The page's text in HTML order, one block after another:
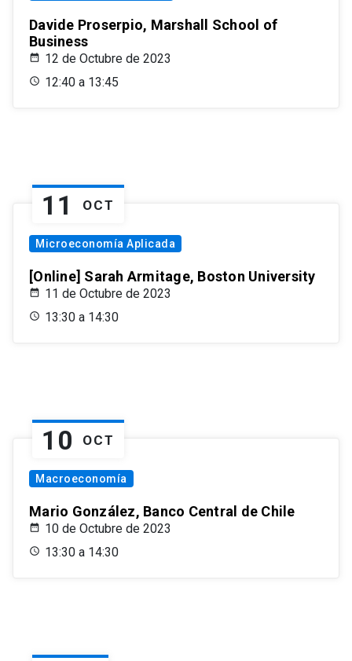
Davide Proserpio, Marshall School of
Business
12 de Octubre de 2023
12:40 a 13:45
11 OCT
Microeconomía Aplicada
[Online] Sarah Armitage, Boston University
11 de Octubre de 2023
13:30 a 14:30
10 OCT
Macroeconomía
Mario González, Banco Central de Chile
10 de Octubre de 2023
13:30 a 14:30